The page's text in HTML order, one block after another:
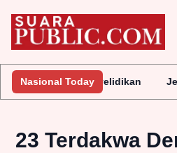
Nasional Today
Penyelidikan Jembatan
23 Terdakwa